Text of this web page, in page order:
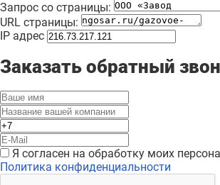
Запрос со страницы:
URL страницы:
IP адрес
Заказать обратный
Я согласен на обработку моих
Политика конфиденциальности